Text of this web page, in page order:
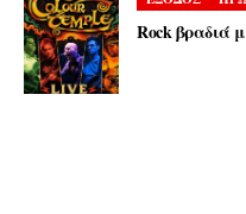
Rock βραδιά